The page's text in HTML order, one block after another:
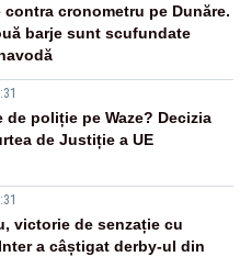
contra cronometru pe Dunăre.
barje sunt scufundate
de poliție pe Waze? Decizia
de Justiție a UE
victorie de senzație cu
a câștigat derby-ul din